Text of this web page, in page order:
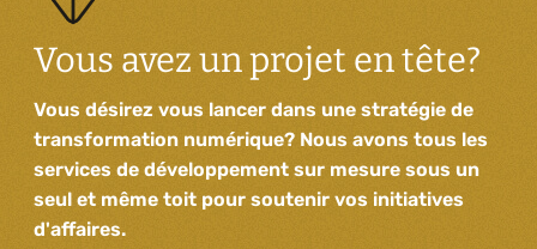
Vous avez un projet en tête?
Vous désirez vous lancer dans une stratégie de
transformation numérique? Nous avons tous les
services de développement sur mesure sous un
seul et même toit pour soutenir vos initiatives
d'affaires.